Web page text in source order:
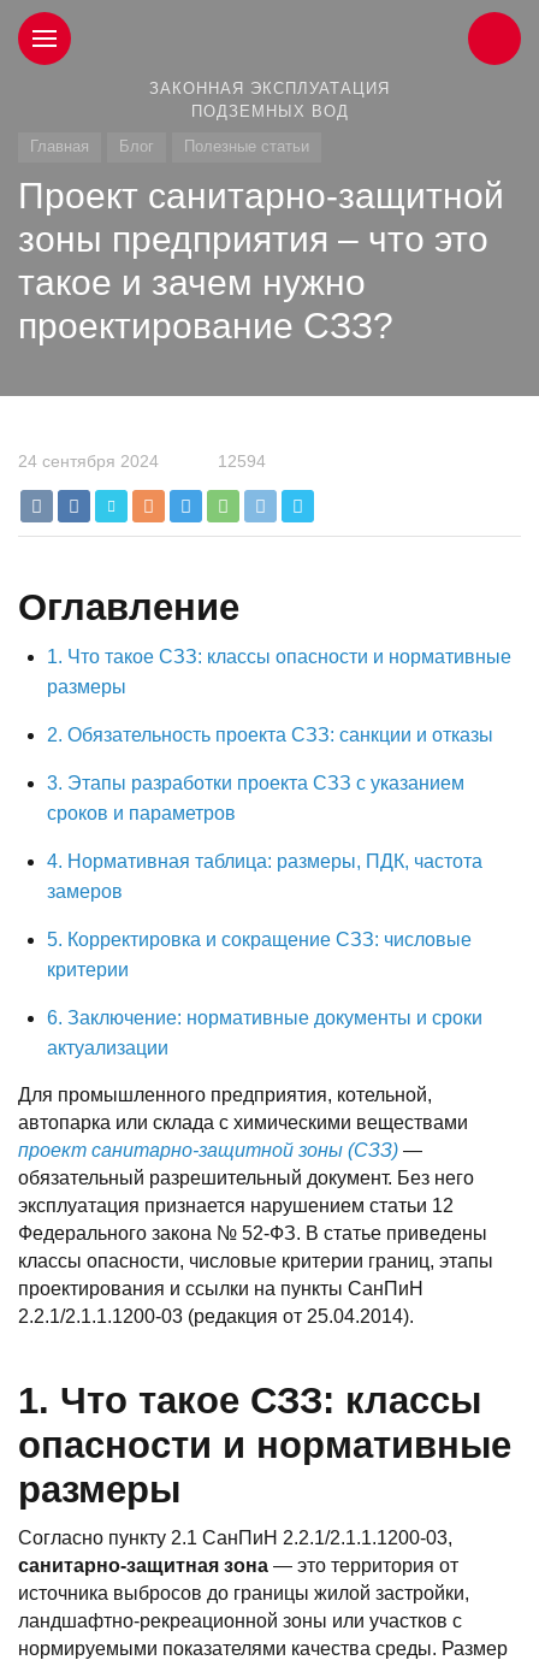
ЗАКОННАЯ ЭКСПЛУАТАЦИЯ
ПОДЗЕМНЫХ ВОД
Главная
Блог Полезные статьи
Проект санитарно-защитной
зоны предприятия – что это
такое и зачем нужно
проектирование СЗЗ?
24 сентября 2024 12594
Оглавление
1. Что такое СЗЗ: классы опасности и нормативные
размеры
2. Обязательность проекта СЗЗ: санкции и отказы
3. Этапы разработки проекта СЗЗ с указанием
сроков и параметров
4. Нормативная таблица: размеры, ПДК, частота
замеров
5. Корректировка и сокращение СЗЗ: числовые
критерии
6. Заключение: нормативные документы и сроки
актуализации
Для промышленного предприятия, котельной,
автопарка или склада с химическими веществами
проект санитарно-защитной зоны (СЗЗ) —
обязательный разрешительный документ. Без него
эксплуатация признается нарушением статьи 12
Федерального закона № 52-ФЗ. В статье приведены
классы опасности, числовые критерии границ, этапы
проектирования и ссылки на пункты СанПиН
2.2.1/2.1.1.1200-03 (редакция от 25.04.2014).
1. Что такое СЗЗ: классы
опасности и нормативные
размеры
Согласно пункту 2.1 СанПиН 2.2.1/2.1.1.1200-03,
санитарно-защитная зона — это территория от
источника выбросов до границы жилой застройки,
ландшафтно-рекреационной зоны или участков с
нормируемыми показателями качества среды. Размер